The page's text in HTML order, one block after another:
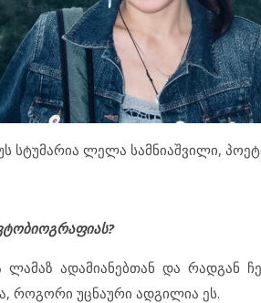
სტუმარია ლელა სამნიაშვილი,
ადამიანებთან და რადგან
როგორი უცნაური ადგილია ეს.